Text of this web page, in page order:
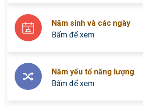
Năm sinh và các ngày
Bấm để xem
Năm yếu tố năng lượng
Bấm để xem